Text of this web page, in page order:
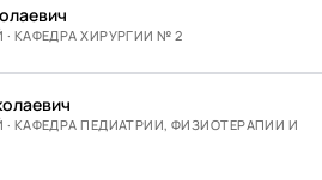
КАФЕДРА ХИРУРГИИ № 2
КАФЕДРА ПЕДИАТРИИ, ФИЗИОТЕРАПИИ И